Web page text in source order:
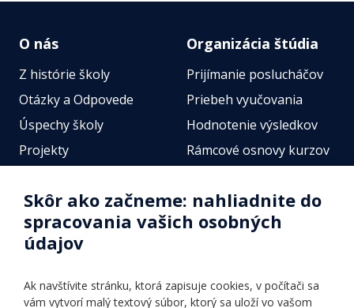
O nás
Z histórie školy
Otázky a Odpovede
Úspechy školy
Projekty
Fotogalérie
Identifikačné údaje školy
Úradné hodiny
Vnútorný poriadok
Organizácia štúdia
Prijímanie poslucháčov
Priebeh vyučovania
Hodnotenie výsledkov
Rámcové osnovy kurzov
Online testy
Skôr ako začneme: nahliadnite do
spracovania vašich osobných
údajov
Ak navštívite stránku, ktorá zapisuje cookies, v počítači sa
vám vytvorí malý textový súbor, ktorý sa uloží vo vašom